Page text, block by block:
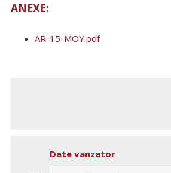
ANEXE:
AR-15-MOY.pdf
Date vanzator